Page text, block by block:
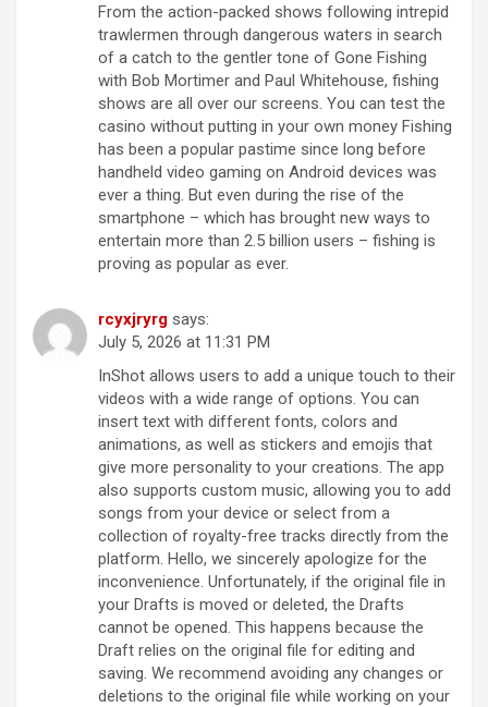
From the action-packed shows following intrepid
trawlermen through dangerous waters in search
of a catch to the gentler tone of Gone Fishing
with Bob Mortimer and Paul Whitehouse, fishing
shows are all over our screens. You can test the
casino without putting in your own money Fishing
has been a popular pastime since long before
handheld video gaming on Android devices was
ever a thing. But even during the rise of the
smartphone – which has brought new ways to
entertain more than 2.5 billion users – fishing is
proving as popular as ever.
rcyxjryrg says:
July 5, 2026 at 11:31 PM
InShot allows users to add a unique touch to their
videos with a wide range of options. You can
insert text with different fonts, colors and
animations, as well as stickers and emojis that
give more personality to your creations. The app
also supports custom music, allowing you to add
songs from your device or select from a
collection of royalty-free tracks directly from the
platform. Hello, we sincerely apologize for the
inconvenience. Unfortunately, if the original file in
your Drafts is moved or deleted, the Drafts
cannot be opened. This happens because the
Draft relies on the original file for editing and
saving. We recommend avoiding any changes or
deletions to the original file while working on your